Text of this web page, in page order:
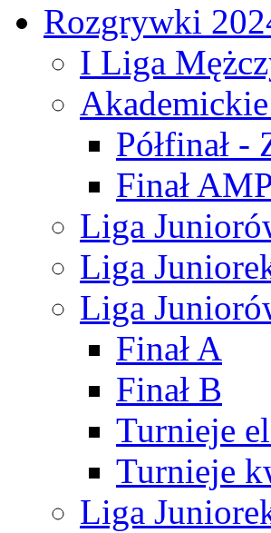
Rozgrywki
I Liga
Półfinał -
Finał
Liga
Liga
Liga
Finał A
Finał B
Turnieje
Turnieje
Liga